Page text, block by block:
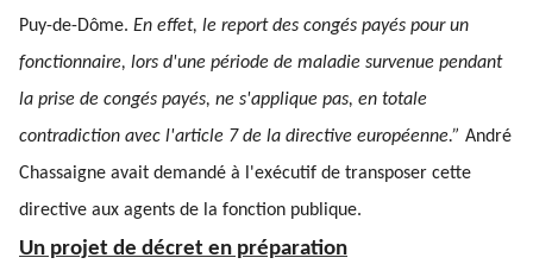
Puy-de-Dôme. En effet, le report des congés payés pour un
fonctionnaire, lors d'une période de maladie survenue pendant
la prise de congés payés, ne s'applique pas, en totale
contradiction avec l'article 7 de la directive européenne.” André
Chassaigne avait demandé à l'exécutif de transposer cette
directive aux agents de la fonction publique.
Un projet de décret en préparation